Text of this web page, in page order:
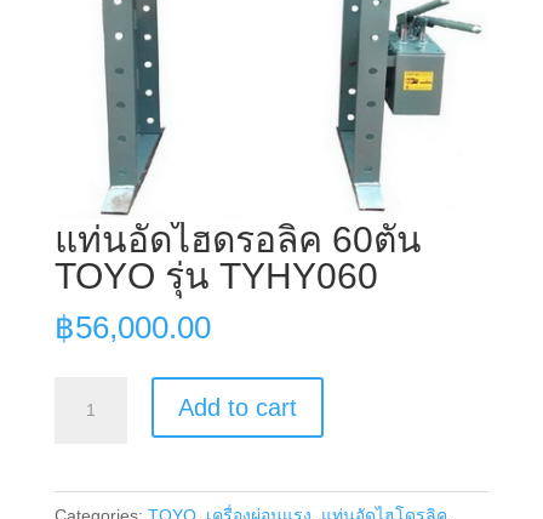
แท่นอัดไฮดรอลิค 60ตัน
TOYO รุ่น TYHY060
฿56,000.00
อลิค
Add to cart